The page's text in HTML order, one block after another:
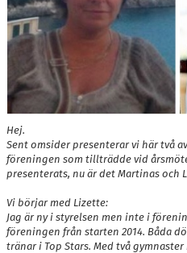
FRITIDSKORTET
VÅRA GULDSTÖDMEDLEMMAR
Hej.
Sent omsider presenterar vi här två
föreningen som tillträdde vid
presenterats, nu är det Martinas och
Vi börjar med Lizette:
Jag är ny i styrelsen men inte i
föreningen från starten 2014. Båda
tränar i Top Stars. Med två